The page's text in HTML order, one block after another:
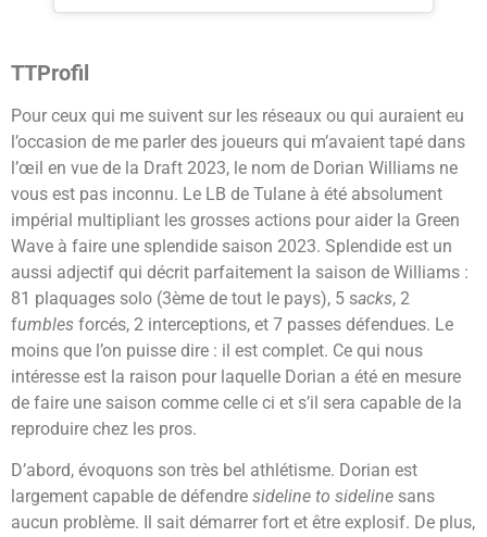
TTProfil
Pour ceux qui me suivent sur les réseaux ou qui auraient eu
l’occasion de me parler des joueurs qui m’avaient tapé dans
l’œil en vue de la Draft 2023, le nom de Dorian Williams ne
vous est pas inconnu. Le LB de Tulane à été absolument
impérial multipliant les grosses actions pour aider la Green
Wave à faire une splendide saison 2023. Splendide est un
aussi adjectif qui décrit parfaitement la saison de Williams :
81 plaquages solo (3ème de tout le pays), 5 sacks, 2
fumbles forcés, 2 interceptions, et 7 passes défendues. Le
moins que l’on puisse dire : il est complet. Ce qui nous
intéresse est la raison pour laquelle Dorian a été en mesure
de faire une saison comme celle ci et s’il sera capable de la
reproduire chez les pros.
D’abord, évoquons son très bel athlétisme. Dorian est
largement capable de défendre sideline to sideline sans
aucun problème. Il sait démarrer fort et être explosif. De plus,